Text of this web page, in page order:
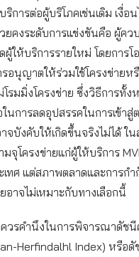
ริการต่อผู้บริโภคเช่นเดิม เงื่
ยคงระดับการแข่งขันคือ ผู้คว
ดผู้ให้บริการรายใหม่ โดยการ
อนุญาตให้ร่วมใช้โครงข่ายหรื
โรมมิ่งโครงข่าย ซึ่งวิธีการทั้ง
นการลดอุปสรรคในการเข้าสู่
จบังคับให้เกิดขึ้นจริงไม่ได้ ใ
มจุโครงข่ายแก่ผู้ให้บริการ
เทศ แต่สภาพตลาดและการก
อาจไม่เหมาะกับทางเลือกนี้
วรคำนึงในการพิจารณาดัชนี
Herfindalhl Index) หรือ